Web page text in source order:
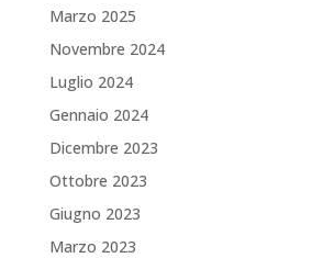
Marzo 2025
Novembre 2024
Luglio 2024
Gennaio 2024
Dicembre 2023
Ottobre 2023
Giugno 2023
Marzo 2023